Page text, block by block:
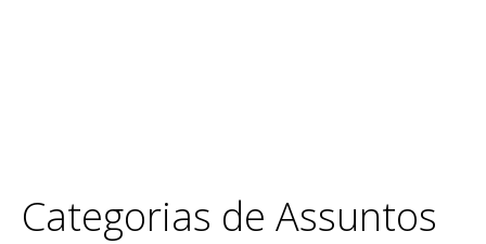
Categorias de Assuntos